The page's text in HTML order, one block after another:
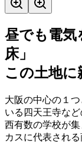
昼でも電気
床」
この土地に
大阪の中心の１
いる四天王寺な
西有数の学校が
カスに代表され